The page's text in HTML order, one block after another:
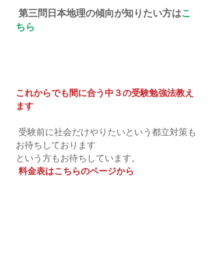
第三問日本地理の傾向が知りたい方はこ
ちら
これからでも間に合う中３の受験勉強法教え
ます
お待ちしております
という方もお待ちしています。
料金表はこちらのページから